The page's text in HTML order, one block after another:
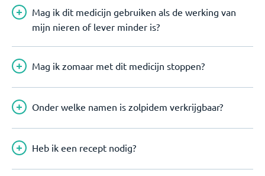
Mag ik dit medicijn gebruiken als de werking van
mijn nieren of lever minder is?
Mag ik zomaar met dit medicijn stoppen?
Onder welke namen is zolpidem verkrijgbaar?
Heb ik een recept nodig?